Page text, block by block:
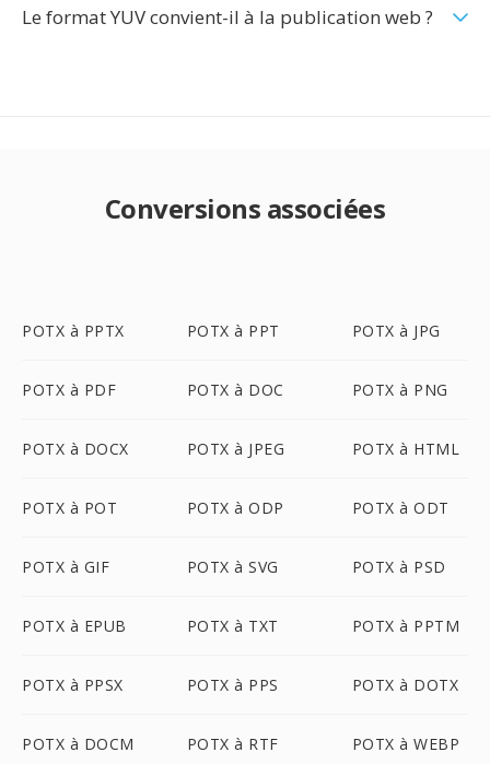
Le format YUV convient-il à la publication web ?
Conversions associées
POTX à PPTX POTX à PPT POTX à JPG
POTX à PDF POTX à DOC POTX à PNG
POTX à DOCX POTX à JPEG POTX à HTML
POTX à POT POTX à ODP POTX à ODT
POTX à GIF POTX à SVG POTX à PSD
POTX à EPUB POTX à TXT POTX à PPTM
POTX à PPSX POTX à PPS POTX à DOTX
POTX à DOCM POTX à RTF POTX à WEBP